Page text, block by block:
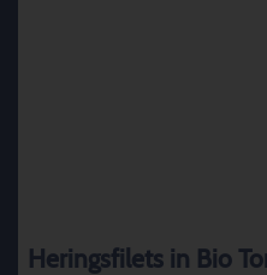
Heringsfilets in Bio